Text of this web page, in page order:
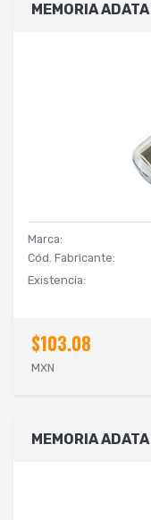
Marca:
Cód. Fabricante:
Existencia:
$103.08
MXN